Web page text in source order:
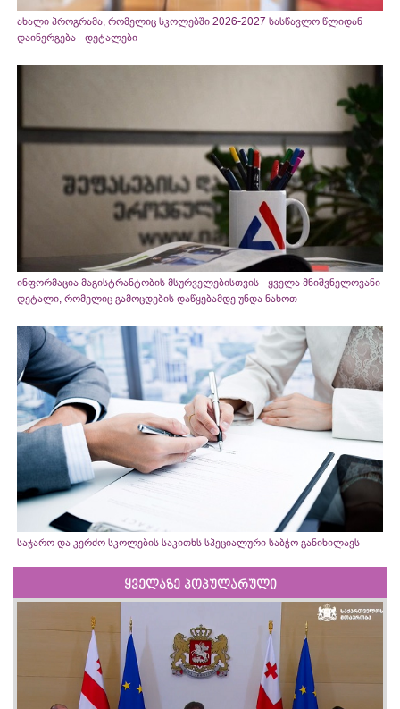
ახალი პროგრამა, რომელიც სკოლებში 2026-2027 სასწავლო წლიდან
დაინერგება - დეტალები
ინფორმაცია მაგისტრანტობის მსურველებისთვის - ყველა მნიშვნელოვანი
დეტალი, რომელიც გამოცდების დაწყებამდე უნდა ნახოთ
საჯარო და კერძო სკოლების საკითხს სპეციალური საბჭო განიხილავს
ყველაზე პოპულარული